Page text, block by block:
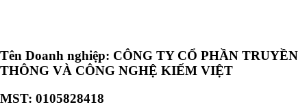
Tên Doanh nghiệp: CÔNG TY CỔ PHẦN TRUYỀN
THÔNG VÀ CÔNG NGHỆ KIẾM VIỆT
MST: 0105828418